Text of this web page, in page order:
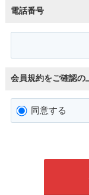
電話番号
会員規約をご確認の
同意する